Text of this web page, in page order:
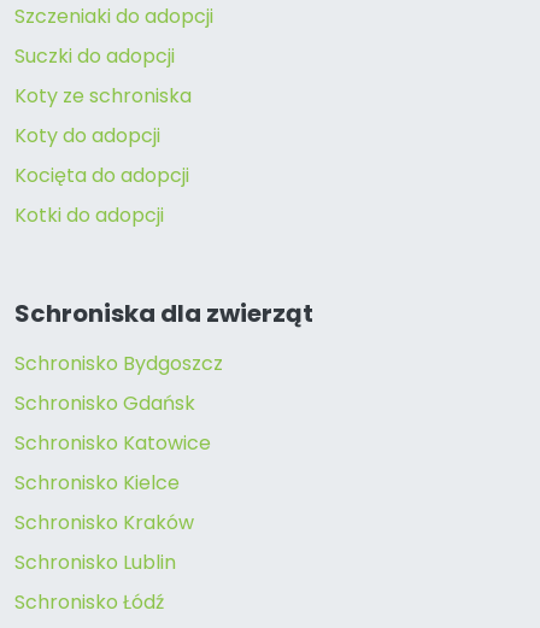
Szczeniaki do adopcji
Suczki do adopcji
Koty ze schroniska
Koty do adopcji
Kocięta do adopcji
Kotki do adopcji
Schroniska dla zwierząt
Schronisko Bydgoszcz
Schronisko Gdańsk
Schronisko Katowice
Schronisko Kielce
Schronisko Kraków
Schronisko Lublin
Schronisko Łódź